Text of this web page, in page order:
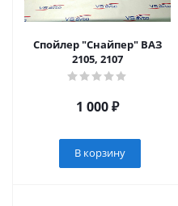
Спойлер "Снайпер" ВАЗ
2105, 2107
1 000₽
В корзину